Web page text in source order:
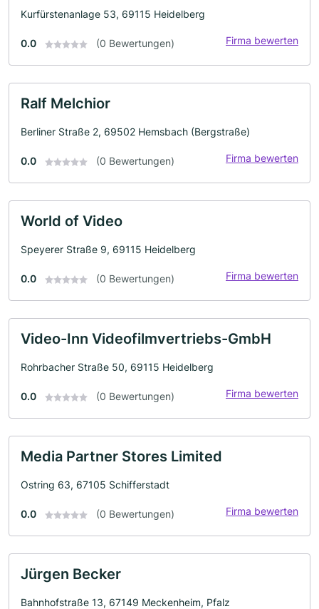
Kurfürstenanlage 53, 69115 Heidelberg
0.0 (0 Bewertungen) Firma bewerten
Ralf Melchior
Berliner Straße 2, 69502 Hemsbach (Bergstraße)
0.0 (0 Bewertungen) Firma bewerten
World of Video
Speyerer Straße 9, 69115 Heidelberg
0.0 (0 Bewertungen) Firma bewerten
Video-Inn Videofilmvertriebs-GmbH
Rohrbacher Straße 50, 69115 Heidelberg
0.0 (0 Bewertungen) Firma bewerten
Media Partner Stores Limited
Ostring 63, 67105 Schifferstadt
0.0 (0 Bewertungen) Firma bewerten
Jürgen Becker
Bahnhofstraße 13, 67149 Meckenheim, Pfalz